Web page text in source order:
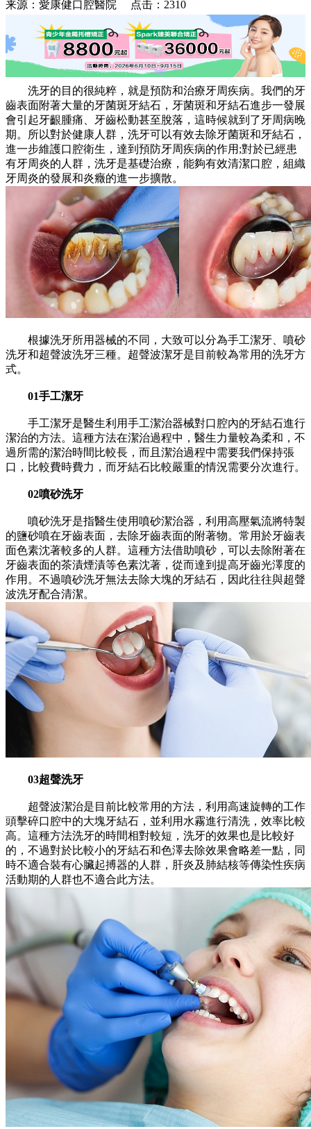
来源：愛康健口腔醫院 点击：2310
洗牙的目的很純粹，就是預防和治療牙周疾病。我們的牙
齒表面附著大量的牙菌斑牙結石，牙菌斑和牙結石進步一發展
會引起牙齦腫痛、牙齒松動甚至脫落，這時候就到了牙周病晚
期。所以對於健康人群，洗牙可以有效去除牙菌斑和牙結石，
進一步維護口腔衛生，達到預防牙周疾病的作用;對於已經患
有牙周炎的人群，洗牙是基礎治療，能夠有效清潔口腔，組織
牙周炎的發展和炎癥的進一步擴散。
根據洗牙所用器械的不同，大致可以分為手工潔牙、噴砂
洗牙和超聲波洗牙三種。超聲波潔牙是目前較為常用的洗牙方
式。
01手工潔牙
手工潔牙是醫生利用手工潔治器械對口腔內的牙結石進行
潔治的方法。這種方法在潔治過程中，醫生力量較為柔和，不
過所需的潔治時間比較長，而且潔治過程中需要我們保持張
口，比較費時費力，而牙結石比較嚴重的情況需要分次進行。
02噴砂洗牙
噴砂洗牙是指醫生使用噴砂潔治器，利用高壓氣流將特製
的鹽砂噴在牙齒表面，去除牙齒表面的附著物。常用於牙齒表
面色素沈著較多的人群。這種方法借助噴砂，可以去除附著在
牙齒表面的茶漬煙漬等色素沈著，從而達到提高牙齒光澤度的
作用。不過噴砂洗牙無法去除大塊的牙結石，因此往往與超聲
波洗牙配合清潔。
03超聲洗牙
超聲波潔治是目前比較常用的方法，利用高速旋轉的工作
頭擊碎口腔中的大塊牙結石，並利用水霧進行清洗，效率比較
高。這種方法洗牙的時間相對較短，洗牙的效果也是比較好
的，不過對於比較小的牙結石和色澤去除效果會略差一點，同
時不適合裝有心臟起搏器的人群，肝炎及肺結核等傳染性疾病
活動期的人群也不適合此方法。